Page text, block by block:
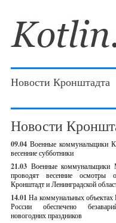
Новости Кронштадта
Новости
09.04 Военные коммунальщики
весенние субботники
21.03 Военные коммунальщики
проводят весенние осмотры
Кронштадт и Ленинградской
14.01 На коммунальных
России обеспечено
новогодних праздников